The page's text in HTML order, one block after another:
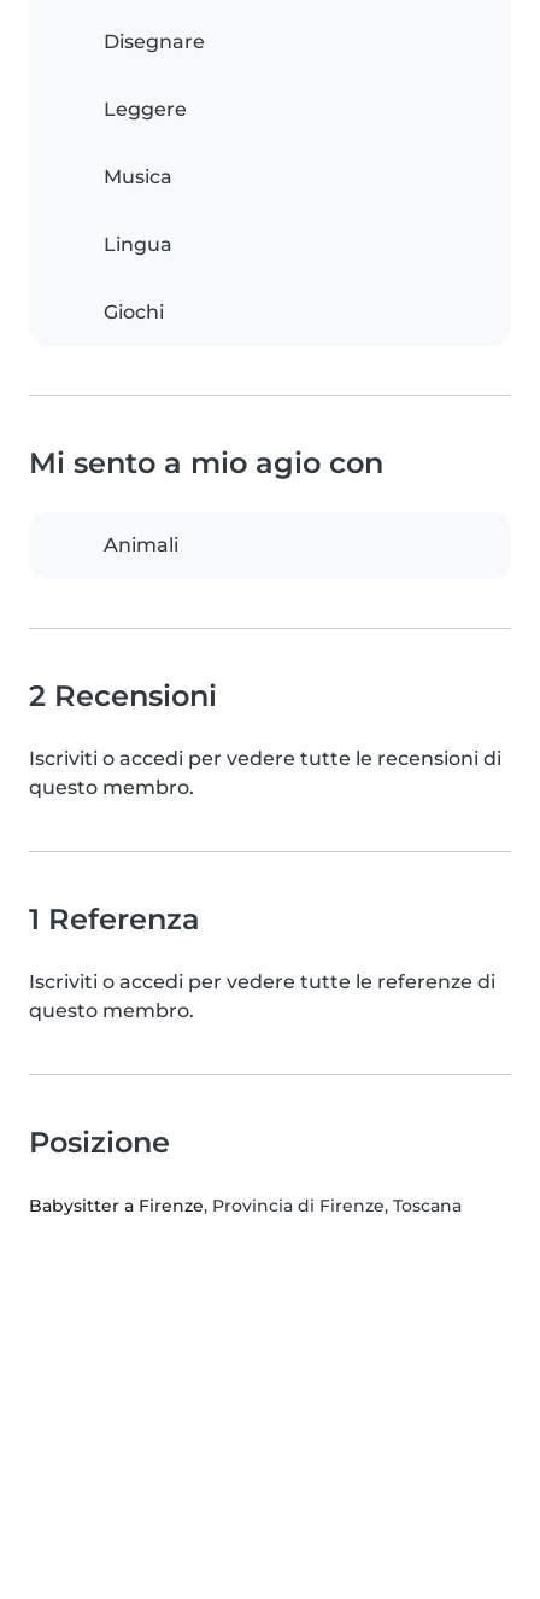
Disegnare
Leggere
Musica
Lingua
Giochi
Mi sento a mio agio con
Animali
2 Recensioni
Iscriviti o accedi per vedere tutte le recensioni di
questo membro.
1 Referenza
Iscriviti o accedi per vedere tutte le referenze di
questo membro.
Posizione
Babysitter a Firenze, Provincia di Firenze, Toscana